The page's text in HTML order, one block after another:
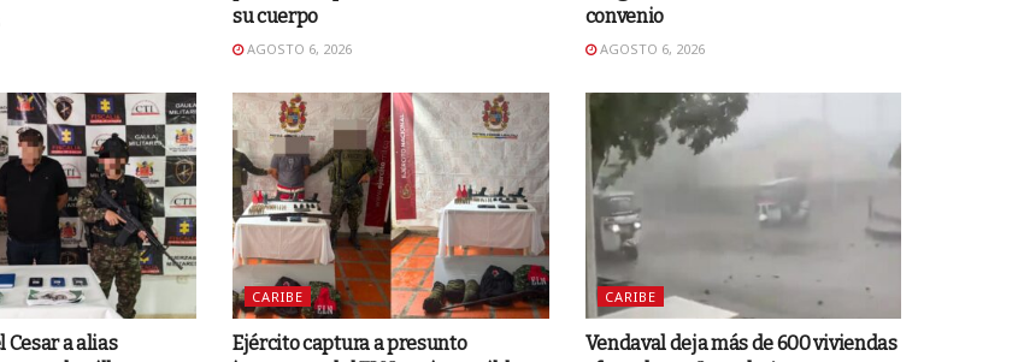
su cuerpo
AGOSTO 6, 2026
convenio
AGOSTO 6, 2026
Cesar a alias
CARIBE
Ejército captura a presunto
CARIBE
Vendaval deja más de 600 viviendas